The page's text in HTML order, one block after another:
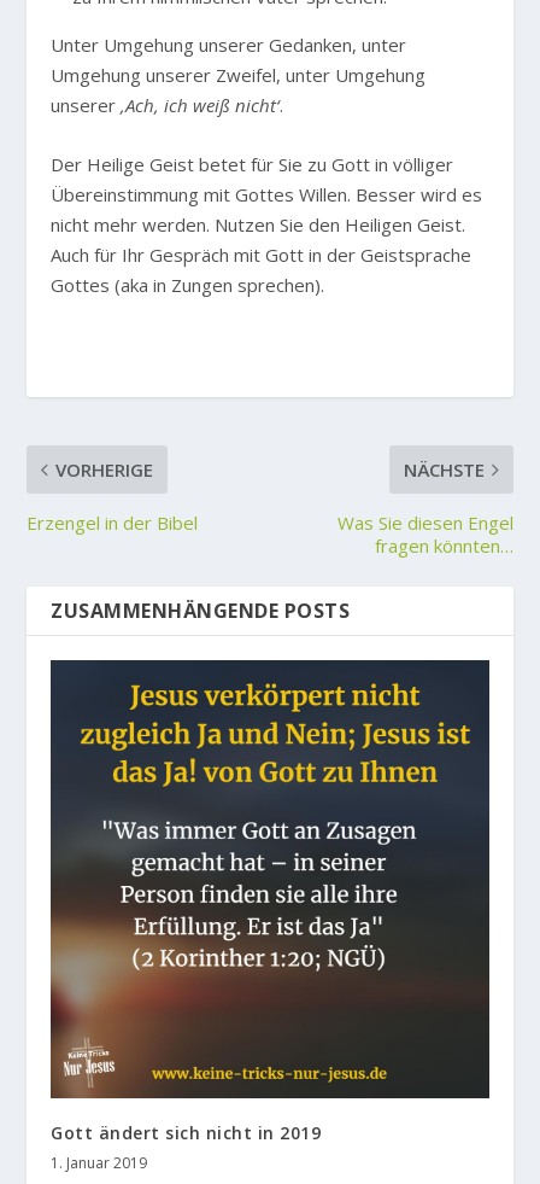
Unter Umgehung unserer Gedanken, unter
Umgehung unserer Zweifel, unter Umgehung
unserer‚Ach, ich weiß nicht‘.
Der Heilige Geist betet für Sie zu Gott in völliger
Übereinstimmung mit Gottes Willen. Besser wird es
nicht mehr werden. Nutzen Sie den Heiligen Geist.
Auch für Ihr Gespräch mit Gott in der Geistsprache
Gottes (aka in Zungen sprechen).
VORHERIGE
Erzengel in der Bibel
NÄCHSTE
Was Sie diesen Engel
fragen könnten…
ZUSAMMENHÄNGENDE POSTS
Gott ändert sich nicht in 2019
1. Januar 2019